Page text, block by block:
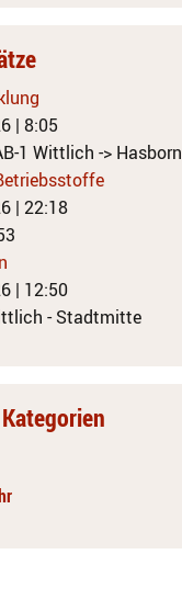
| 8:05
1 Wittlich -> Hasborn
| 22:18
| 12:50
- Stadtmitte